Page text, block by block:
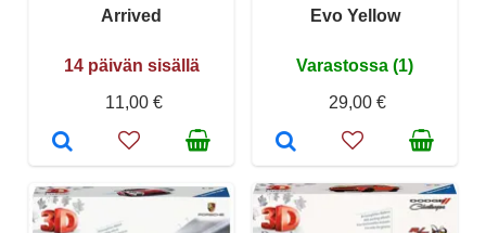
Arrived
14 päivän sisällä
11,00 €
Evo Yellow
Varastossa (1)
29,00 €